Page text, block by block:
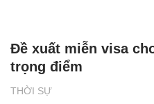
THỜI SỰ
Đề xuất miễn visa
trọng điểm